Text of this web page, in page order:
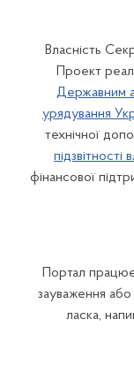
Власність
Проект
Державним
урядування
технічної
підзвітності
фінансової
Портал
зауваження
ласка,